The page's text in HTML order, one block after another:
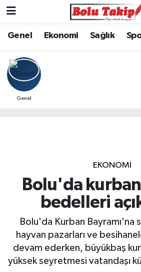
Genel Ekonomi Sağlık
Genel
EKONOMİ
Bolu'da
bedelleri
Bolu'da Kurban Bayramı'na
hayvan pazarları ve
devam ederken, büyükbaş
yüksek seyretmesi vatandaşı